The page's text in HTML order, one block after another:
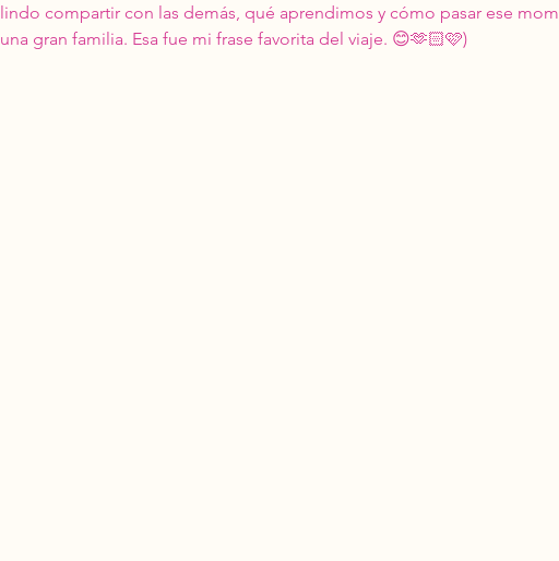
lindo compartir con las demás, qué aprendimos y cómo pasar ese
una gran familia. Esa fue mi frase favorita del viaje. 😊🫶🏻🩷)